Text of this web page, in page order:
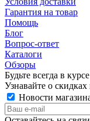
Гарантия на товар
Помощь
Блог
Вопрос-ответ
Каталоги
Обзоры
Будьте всегда в
Узнавайте о
Новости